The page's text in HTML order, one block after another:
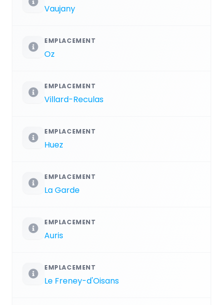
Vaujany
EMPLACEMENT
Oz
EMPLACEMENT
Villard-Reculas
EMPLACEMENT
Huez
EMPLACEMENT
La Garde
EMPLACEMENT
Auris
EMPLACEMENT
Le Freney-d'Oisans